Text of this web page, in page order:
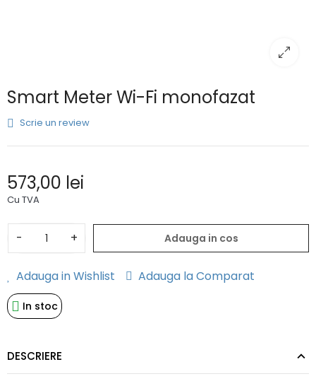
Smart Meter Wi-Fi monofazat
Scrie un review
573,00 lei
Cu TVA
- + Adauga in cos
Adauga in Wishlist Adauga la Comparat
In stoc
DESCRIERE